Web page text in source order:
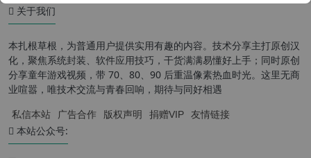
关于我们
本扎根草根，为普通用户提供实用有趣的内容。技术分享主打原创汉
化，聚焦系统封装、软件应用技巧，干货满满易懂好上手；同时原创
分享童年游戏视频，带 70、80、90 后重温像素热血时光。这里无商
业喧嚣，唯技术交流与青春回响，期待与同好相遇
私信本站 广告合作 版权声明 捐赠VIP 友情链接
本站公众号: